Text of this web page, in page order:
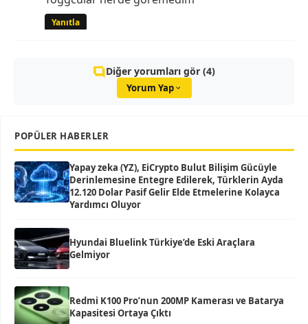
Yanıtla
Diğer yorumları gör (4)
Yorum Yap
POPÜLER HABERLER
Yapay zeka (YZ), EiCrypto Bulut Bilişim Gücüyle
Derinlemesine Entegre Edilerek, Türklerin Ayda
12.120 Dolar Pasif Gelir Elde Etmelerine Kolayca
Yardımcı Oluyor
Hyundai Bluelink Türkiye’de Eski Araçlara
Gelmiyor
Redmi K100 Pro’nun 200MP Kamerası ve Batarya
Kapasitesi Ortaya Çıktı